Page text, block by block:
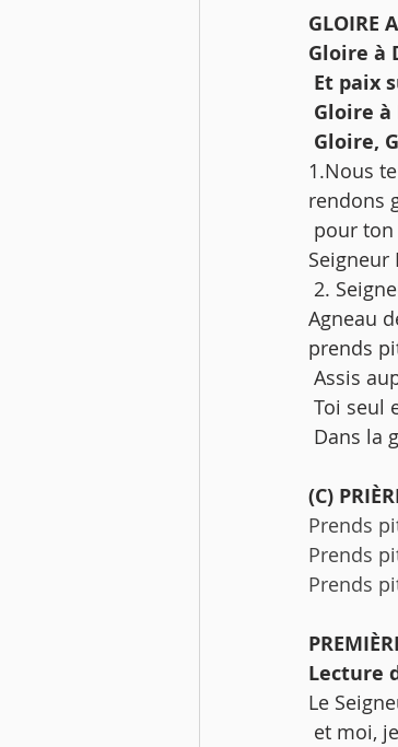
GLOIRE
Gloire à
Et paix
Gloire
Gloire,
1.Nous
rendons
pour
Seigneur
Agneau
prends
Assis
Toi seul
Dans la
(C)
Prends
Prends
Prends
Lecture
Le
et moi,